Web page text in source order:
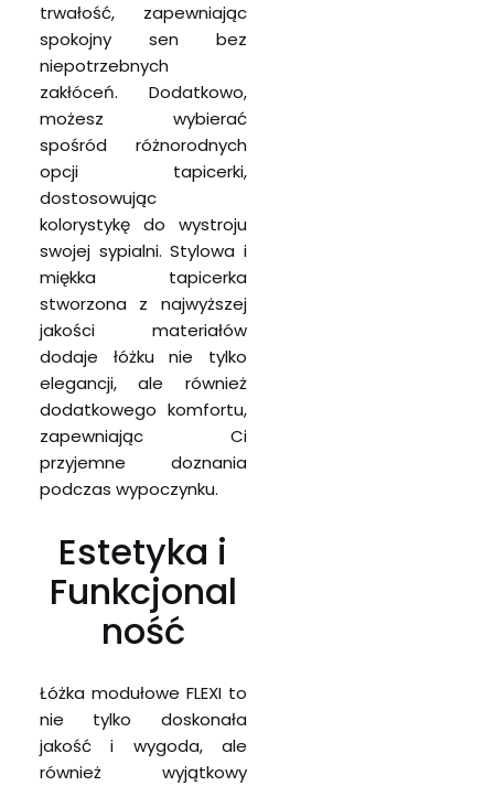
trwałość, zapewniając
spokojny sen bez
niepotrzebnych
zakłóceń. Dodatkowo,
możesz wybierać
spośród różnorodnych
opcji tapicerki,
dostosowując
kolorystykę do wystroju
swojej sypialni. Stylowa i
miękka tapicerka
stworzona z najwyższej
jakości materiałów
dodaje łóżku nie tylko
elegancji, ale również
dodatkowego komfortu,
zapewniając Ci
przyjemne doznania
podczas wypoczynku.
Estetyka i
Funkcjonal
ność
Łóżka modułowe FLEXI to
nie tylko doskonała
jakość i wygoda, ale
również wyjątkowy